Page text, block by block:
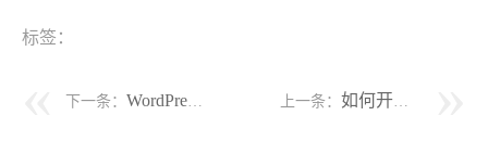
标签：
下一条： WordPress 6.2主要新功能和特性介绍 上一条： 如何开启或关闭WordPress用户注册?